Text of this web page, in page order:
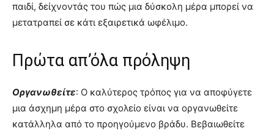
παιδί, δείχνοντάς του πώς μια δύσκολη μέρα μπορεί να
μετατραπεί σε κάτι εξαιρετικά ωφέλιμο.
Πρώτα απ’όλα πρόληψη
Οργανωθείτε: Ο καλύτερος τρόπος για να αποφύγετε
μια άσχημη μέρα στο σχολείο είναι να οργανωθείτε
κατάλληλα από το προηγούμενο βράδυ. Βεβαιωθείτε